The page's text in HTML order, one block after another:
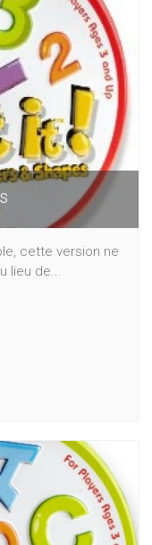
cette version ne
lieu de...